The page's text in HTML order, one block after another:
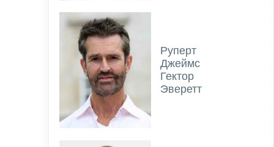
Руперт
Джеймс
Гектор
Эверетт